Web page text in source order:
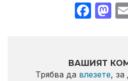
ВАШИЯТ
Трябва да влезете, за